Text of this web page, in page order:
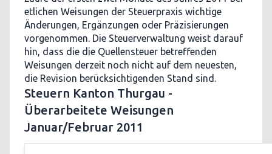
etlichen Weisungen der Steuerpraxis wichtige
Änderungen, Ergänzungen oder Präzisierungen
vorgenommen. Die Steuerverwaltung weist darauf
hin, dass die die Quellensteuer betreffenden
Weisungen derzeit noch nicht auf dem neuesten,
die Revision berücksichtigenden Stand sind.
Steuern Kanton Thurgau -
Überarbeitete Weisungen
Januar/Februar 2011